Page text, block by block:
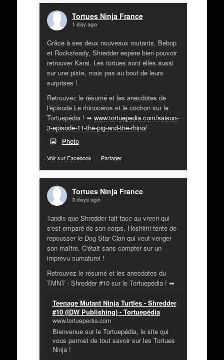
Tortues Ninja France
1 day ago
Grâce à ses deux nouveaux mutants, Bebop
et Rocksteady, Shredder espère bien pouvoir
retrouver Karai. Les tortues sont elles aussi
sur une piste, mais pas au bout de leurs
surprises !
Retrouvez le résumé et les anecdotes de
l'épisode Le rhinocéros et le cochon sur le
Tortuepédia ! ➡ www.tortuepedia.com/saison-
3-episode-11-the-pig-and-the-rhino/
Photo
Voir sur Facebook · Partager
Tortues Ninja France
3 days ago
Tandis que Shredder fait face au vreen qui
s'est emparé de son corps, Hoshimi tente de
repousser le Dog Star Clan qui veut venger
son maître. C'était sans compter sur un
imprévu surnaturel !
Retrouvez le résumé et les anecdotes du
TMNT - Shredder #10 sur le Tortuepédia ! ➡
Teenage Mutant Ninja Turtles - Shredder
#10 (IDW Publishing) - Tortuepédia
www.tortuepedia.com
Bienvenue sur le Tortuepédia, le site qui
vous permet de tout savoir sur les Tortues
Ninja !